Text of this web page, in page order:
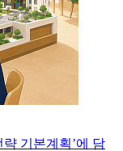
기본계획’에 담